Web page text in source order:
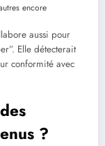
encore
aussi pour
Elle détecterait
conformité avec
?